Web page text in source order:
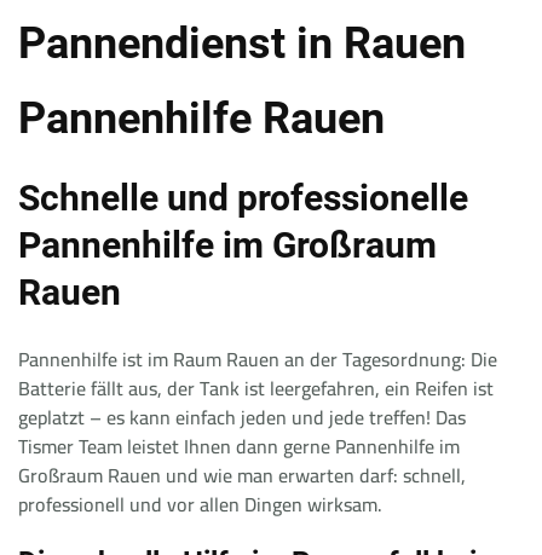
Pannendienst in Rauen
Pannenhilfe Rauen
Schnelle und professionelle
Pannenhilfe im Großraum
Rauen
Pannenhilfe ist im Raum Rauen an der Tagesordnung: Die
Batterie fällt aus, der Tank ist leergefahren, ein Reifen ist
geplatzt – es kann einfach jeden und jede treffen! Das
Tismer Team leistet Ihnen dann gerne Pannenhilfe im
Großraum Rauen und wie man erwarten darf: schnell,
professionell und vor allen Dingen wirksam.